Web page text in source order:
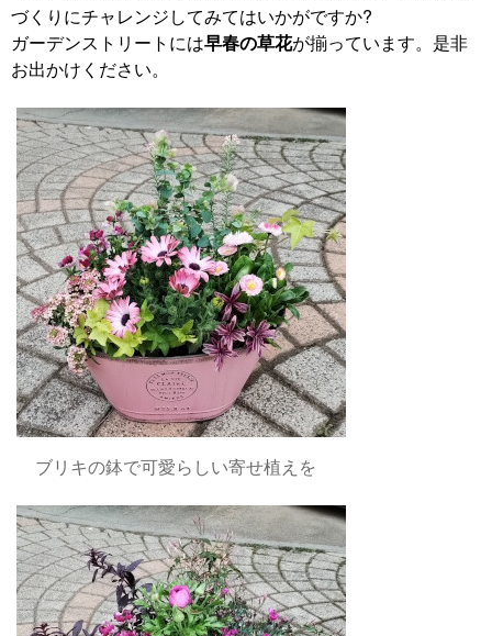
づくりにチャレンジしてみてはいかがですか?
ガーデンストリートには早春の草花が揃っています。是非
お出かけください。
ブリキの鉢で可愛らしい寄せ植えを